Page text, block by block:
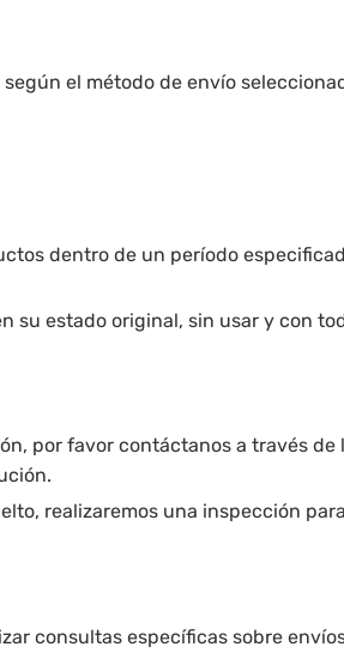
el método de envío
dentro de un período
su estado original, sin usar y con
por favor contáctanos a través
realizaremos una inspección
consultas específicas sobre